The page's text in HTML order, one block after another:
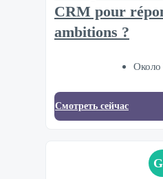
CRM pour
ambitions ?
Смотреть сейчас